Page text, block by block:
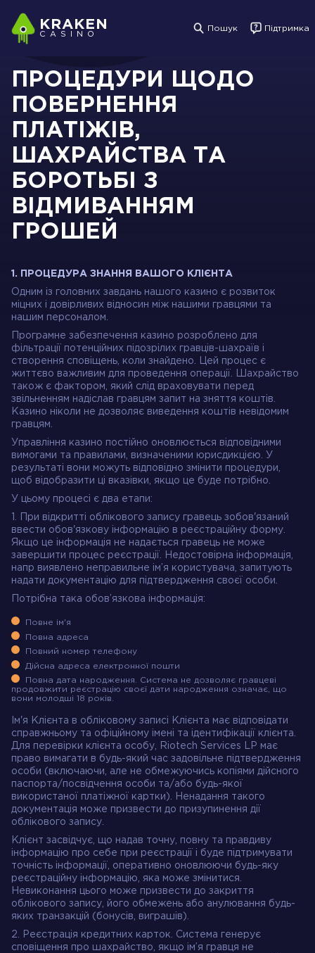
KRAKEN
CASINO
Пошук Підтримка
ПРОЦЕДУРИ ЩОДО
ПОВЕРНЕННЯ
ПЛАТІЖІВ,
ШАХРАЙСТВА ТА
БОРОТЬБІ З
ВІДМИВАННЯМ
ГРОШЕЙ
1. ПРОЦЕДУРА ЗНАННЯ ВАШОГО КЛІЄНТА
Одним із головних завдань нашого казино є розвиток
міцних і довірливих відносин між нашими гравцями та
нашим персоналом.
Програмне забезпечення казино розроблено для
фільтрації потенційних підозрілих гравців-шахраїв і
створення сповіщень, коли знайдено. Цей процес є
життєво важливим для проведення операції. Шахрайство
також є фактором, який слід враховувати перед
звільненням надіслав гравцям запит на зняття коштів.
Казино ніколи не дозволяє виведення коштів невідомим
гравцям.
Управління казино постійно оновлюється відповідними
вимогами та правилами, визначеними юрисдикцією. У
результаті вони можуть відповідно змінити процедури,
щоб відобразити ці вказівки, якщо це буде потрібно.
У цьому процесі є два етапи:
1. При відкритті облікового запису гравець зобов'язаний
ввести обов'язкову інформацію в реєстраційну форму.
Якщо це інформація не надається гравець не може
завершити процес реєстрації. Недостовірна інформація,
напр виявлено неправильне ім’я користувача, запитують
надати документацію для підтвердження своєї особи.
Потрібна така обов’язкова інформація:
Повне ім'я
Повна адреса
Повний номер телефону
Дійсна адреса електронної пошти
Повна дата народження. Система не дозволяє гравцеві
продовжити реєстрацію своєї дати народження означає, що
вони молодші 18 років.
Ім'я Клієнта в обліковому записі Клієнта має відповідати
справжньому та офіційному імені та ідентифікації клієнта.
Для перевірки клієнта особу, Riotech Services LP має
право вимагати в будь-який час задовільне підтвердження
особи (включаючи, але не обмежуючись копіями дійсного
паспорта/посвідчення особи та/або будь-якої
використаної платіжної картки). Ненадання такого
документація може призвести до призупинення дії
облікового запису.
Клієнт засвідчує, що надав точну, повну та правдиву
інформацію про себе при реєстрації і буде підтримувати
точність інформації, оперативно оновлюючи будь-яку
реєстраційну інформацію, яка може змінитися.
Невиконання цього може призвести до закриття
облікового запису, його обмежень або анулювання будь-
яких транзакцій (бонусів, виграшів).
2. Реєстрація кредитних карток. Система генерує
сповіщення про шахрайство, якщо ім’я гравця не